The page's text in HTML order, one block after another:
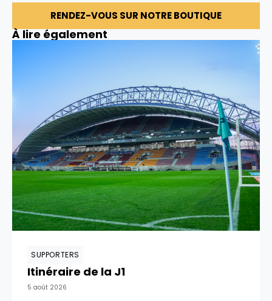
RENDEZ-VOUS SUR NOTRE BOUTIQUE
À lire également
SUPPORTERS
Itinéraire de la J1
5 août 2026